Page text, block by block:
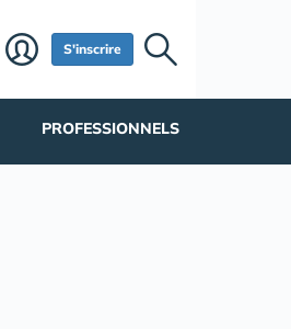
S'inscrire
PROFESSIONNELS